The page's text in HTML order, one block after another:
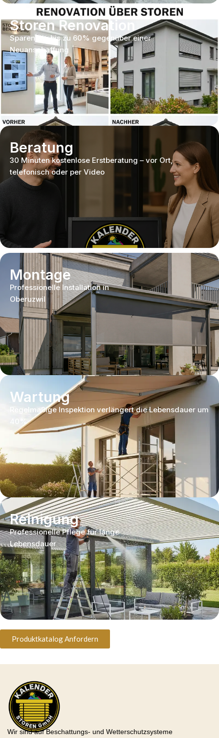
Storen Renovation
Sparen Sie bis zu 60% gegenüber einer
Neuanschaffung
Beratung
30 Minuten kostenlose Erstberatung – vor Ort,
telefonisch oder per Video
Montage
Professionelle Installation in
Oberuzwil
Wartung
Regelmäßige Inspektion verlängert die Lebensdauer um
40%
Reinigung
Professionelle Pflege für lange
Lebensdauer
Produktkatalog Anfordern
Wir sind auf Beschattungs- und Wetterschutzsysteme